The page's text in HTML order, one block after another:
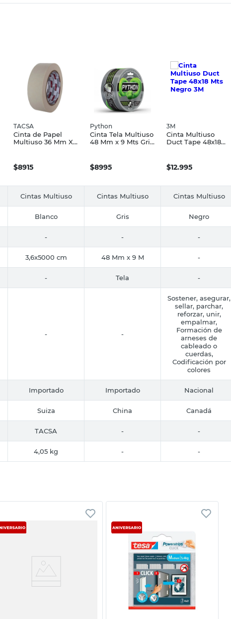
TACSA
Cinta de Papel
Multiuso 36 Mm X
$8915
Python
Cinta Tela Multiuso
48 Mm x 9 Mts Gris
$8995
3M
Cinta Multiuso
Duct Tape 48x18
$12.995
Cintas Multiuso Cintas Multiuso Cintas Multiuso
Blanco Gris Negro
- - -
3,6x5000 cm 48 Mm x 9 M -
- Tela -
- -
Sostener, asegurar,
sellar, parchar,
reforzar, unir,
empalmar,
Formación de
arneses de
cableado o
cuerdas,
Codificación por
colores
Importado Importado Nacional
Suiza China Canadá
TACSA - -
4,05 kg - -
Vista rápida